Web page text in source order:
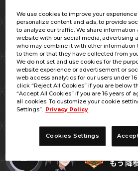
1 やたこ
Lv.70
あ
あ
あ
2 もう降
We use cookies to improve your
personalize content and ads, to provide
to analyze our traffic. We share information
website with our social media, advertising
who may combine it with other information
to them or that they have collected from
We do not set and use cookies for the
website experience or advertisement or
web access analytics for our users under
click “Reject All Cookies” if you are below
“Accept All Cookies” if you are 16 years of
all cookies. To customize your cookie
Settings”. Privacy Policy
Cookies Settings